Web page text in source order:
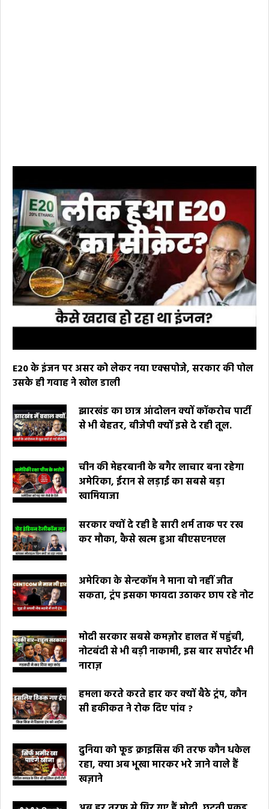
E20 के इंजन पर असर को लेकर नया एक्सपोजे, सरकार की पोल
उसके ही गवाह ने खोल डाली
झारखंड का छात्र आंदोलन क्यों कॉकरोच पार्टी
से भी बेहतर, बीजेपी क्यों इसे दे रही तूल.
चीन की मेहरबानी के बगैर लाचार बना रहेगा
अमेरिका, ईरान से लड़ाई का सबसे बड़ा
खामियाजा
सरकार क्यों दे रही है सारी शर्म ताक पर रख
कर मौका, कैसे खत्म हुआ बीएसएनएल
अमेरिका के सेन्टकॉम ने माना वो नहीं जीत
सकता, ट्रंप इसका फायदा उठाकर छाप रहे नोट
मोदी सरकार सबसे कमज़ोर हालत में पहुंची,
नोटबंदी से भी बड़ी नाकामी, इस बार सपोर्टर भी
नाराज़
हमला करते करते हार कर क्यों बैठे ट्रंप, कौन
सी हकीकत ने रोक दिए पांव ?
दुनिया को फूड क्राइसिस की तरफ कौन धकेल
रहा, क्या अब भूखा मारकर भरे जाने वाले हैं
खज़ाने